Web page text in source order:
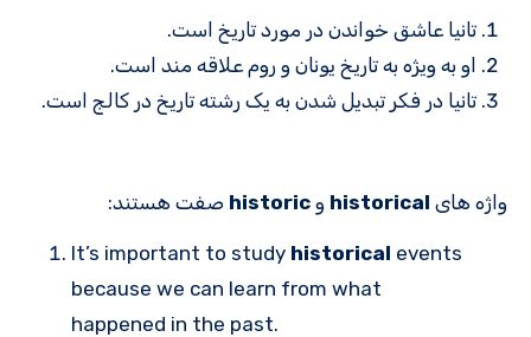
تانیا عاشق خواندن در مورد تاریخ است.
او به ویژه به تاریخ یونان و روم علاقه مند است.
تانیا در فکر تبدیل شدن به یک رشته تاریخ در کالج است.
واژه های historical و historic صفت هستند:
It’s important to study historical events
because we can learn from what
happened in the past.